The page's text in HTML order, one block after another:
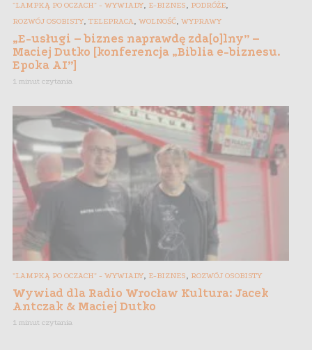
"LAMPKĄ PO OCZACH" - WYWIADY, E-BIZNES PODRÓŻE
ROZWÓJ OSOBISTY, TELEPRACA WOLNOŚĆ WYPRAWY
„E-usługi – biznes naprawdę zda[o]lny” –
Maciej Dutko [konferencja „Biblia e-biznesu.
Epoka AI”]
1 minut czytania
"LAMPKĄ PO OCZACH" - WYWIADY, E-BIZNES, ROZWÓJ OSOBISTY
Wywiad dla Radio Wrocław Kultura: Jacek
Antczak & Maciej Dutko
1 minut czytania